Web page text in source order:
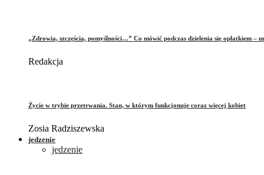
„Zdrowia, szczęścia, pomyślności…” Co mówić podczas dzielenia się opłatkiem –
Redakcja
Życie w trybie przetrwania. Stan, w którym funkcjonuje coraz więcej kobiet
Zosia Radziszewska
jedzenie
jedzenie